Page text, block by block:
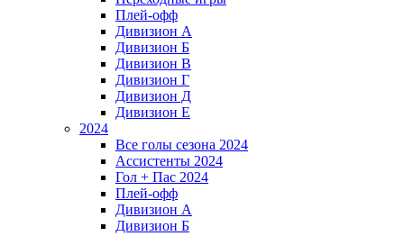
Плей-офф
Дивизион A
Дивизион Б
Дивизион В
Дивизион Г
Дивизион Д
Дивизион Е
2024
Все голы сезона 2024
Ассистенты 2024
Гол + Пас 2024
Плей-офф
Дивизион A
Дивизион Б